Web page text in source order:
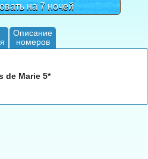
на 7 ночей
Описание
номеров
de Marie 5*